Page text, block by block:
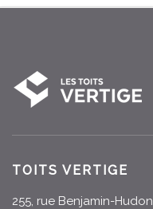
TOITS VERTIGE
255, rue Benjamin-Hudon